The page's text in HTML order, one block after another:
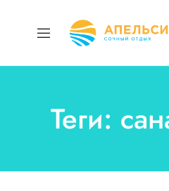
Теги: